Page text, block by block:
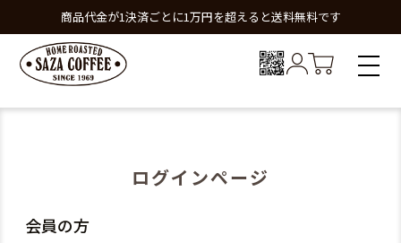
商品代金が1決済ごとに1万円を超えると送料無料です
ログインページ
会員の方